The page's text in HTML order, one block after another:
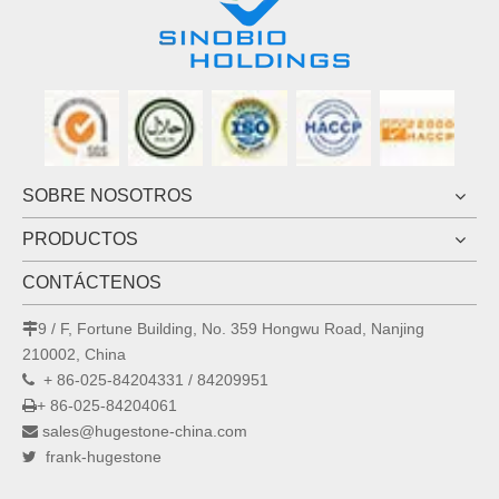
SOBRE NOSOTROS
PRODUCTOS
CONTÁCTENOS
9 / F, Fortune Building, No. 359 Hongwu Road, Nanjing
210002, China
 + 86-025-84204331 / 84209951
+ 86-025-84204061
 sales@hugestone-china.com
 frank-hugestone